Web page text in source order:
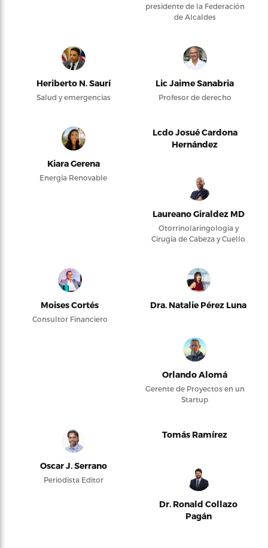
presidente de la Federación
de Alcaldes
Heriberto N. Saurí
Salud y emergencias
Lic Jaime Sanabria
Profesor de derecho
Kiara Gerena
Energía Renovable
Lcdo Josué Cardona
Hernández
Laureano Giraldez MD
Otorrinolaringología y
Cirugía de Cabeza y Cuello
Moises Cortés
Consultor Financiero
Dra. Natalie Pérez Luna
Orlando Alomá
Gerente de Proyectos en un
Startup
Oscar J. Serrano
Periodista Editor
Tomás Ramírez
Dr. Ronald Collazo
Pagán